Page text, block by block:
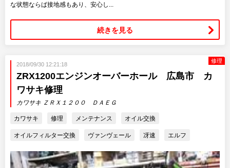
な状態ならば接地感もあり、安心し...
続きを見る
修理
2018/09/30 12:21:18
ZRX1200エンジンオーバーホール 広島市 カ
ワサキ修理
カワサキ ＺＲＸ１２００ ＤＡＥＧ
カワサキ 修理 メンテナンス オイル交換
オイルフィルター交換 ヴァンヴェール 冴速 エルフ